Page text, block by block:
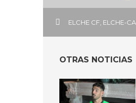
ELCHE CF, ELCHE-
OTRAS NOTICIAS